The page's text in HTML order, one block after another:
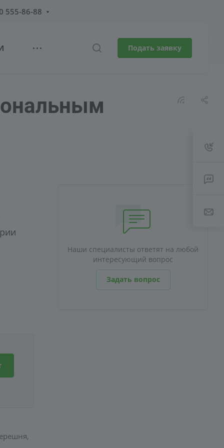
555-86-88
Подать заявку
Наши специалисты ответят на любой
интересующий вопрос
Задать вопрос